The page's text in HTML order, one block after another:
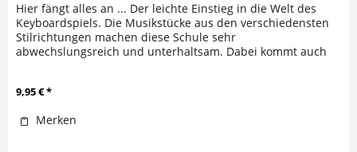
Hier fängt alles an ... Der leichte Einstieg in die Welt des
Keyboardspiels. Die Musikstücke aus den verschiedensten
Stilrichtungen machen diese Schule sehr
abwechslungsreich und unterhaltsam. Dabei kommt auch
9,95 € *
Merken